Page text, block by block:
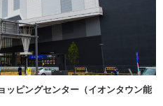
ッピングセンター（イオンタウン能